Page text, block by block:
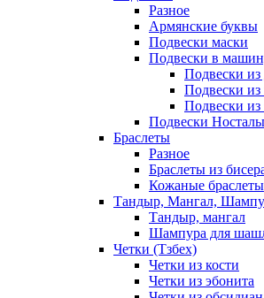
Разное
Армянские буквы
Подвески маски
Подвески в
Подвески из
Подвески из
Подвески из
Подвески
Браслеты
Разное
Браслеты из
Кожаные браслеты
Тандыр, Мангал,
Тандыр, мангал
Шампура для
Четки (Тзбех)
Четки из кости
Четки из эбонита